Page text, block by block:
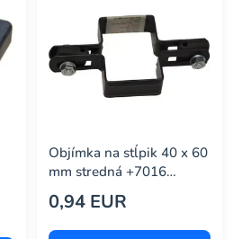
Objímka na stĺpik 40 x 60
mm stredná +7016
antracit 7068536
0,94 EUR